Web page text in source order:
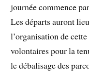
journée commence
Les départs auront
l’organisation de
volontaires pour la
le débalisage des